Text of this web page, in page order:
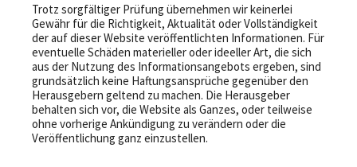
Trotz sorgfältiger Prüfung übernehmen wir keinerlei
Gewähr für die Richtigkeit, Aktualität oder Vollständigkeit
der auf dieser Website veröffentlichten Informationen. Für
eventuelle Schäden materieller oder ideeller Art, die sich
aus der Nutzung des Informationsangebots ergeben, sind
grundsätzlich keine Haftungsansprüche gegenüber den
Herausgebern geltend zu machen. Die Herausgeber
behalten sich vor, die Website als Ganzes, oder teilweise
ohne vorherige Ankündigung zu verändern oder die
Veröffentlichung ganz einzustellen.